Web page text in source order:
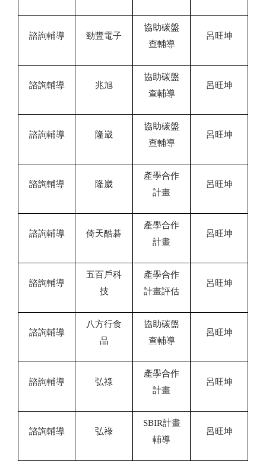
諮詢輔導 勁豐電子
協助碳盤
查輔導
呂旺坤
諮詢輔導 兆旭
協助碳盤
查輔導
呂旺坤
諮詢輔導 隆崴
協助碳盤
查輔導
呂旺坤
諮詢輔導 隆崴
產學合作
計畫
呂旺坤
諮詢輔導 倚天酷碁
產學合作
計畫
呂旺坤
諮詢輔導
五百戶科
技
產學合作
計畫評估
呂旺坤
諮詢輔導
八方行食
品
協助碳盤
查輔導
呂旺坤
諮詢輔導 弘祿
產學合作
計畫
呂旺坤
諮詢輔導 弘祿
SBIR計畫
輔導
呂旺坤